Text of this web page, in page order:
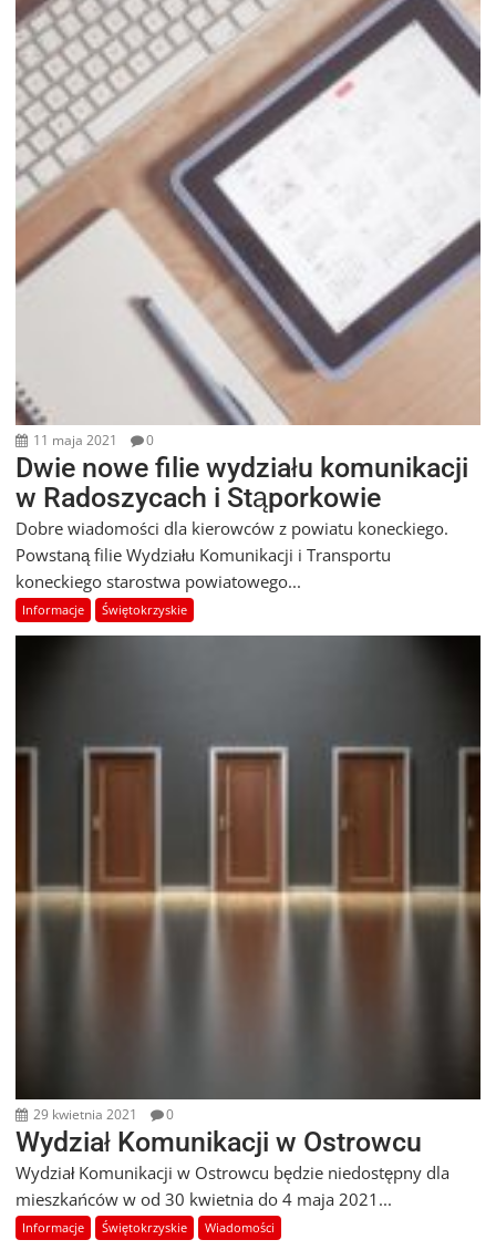
11 maja 2021 0
Dwie nowe filie wydziału komunikacji
w Radoszycach i Stąporkowie
Dobre wiadomości dla kierowców z powiatu koneckiego.
Powstaną filie Wydziału Komunikacji i Transportu
koneckiego starostwa powiatowego...
Informacje Świętokrzyskie
29 kwietnia 2021 0
Wydział Komunikacji w Ostrowcu
Wydział Komunikacji w Ostrowcu będzie niedostępny dla
mieszkańców w od 30 kwietnia do 4 maja 2021...
Informacje Świętokrzyskie Wiadomości